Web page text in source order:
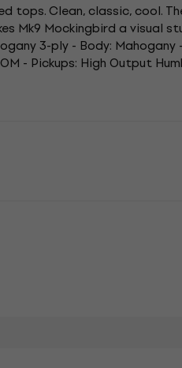
Clean, classic, cool.
Mk9 Mockingbird a visual
3-ply - Body: Mahogany
- Pickups: High Output